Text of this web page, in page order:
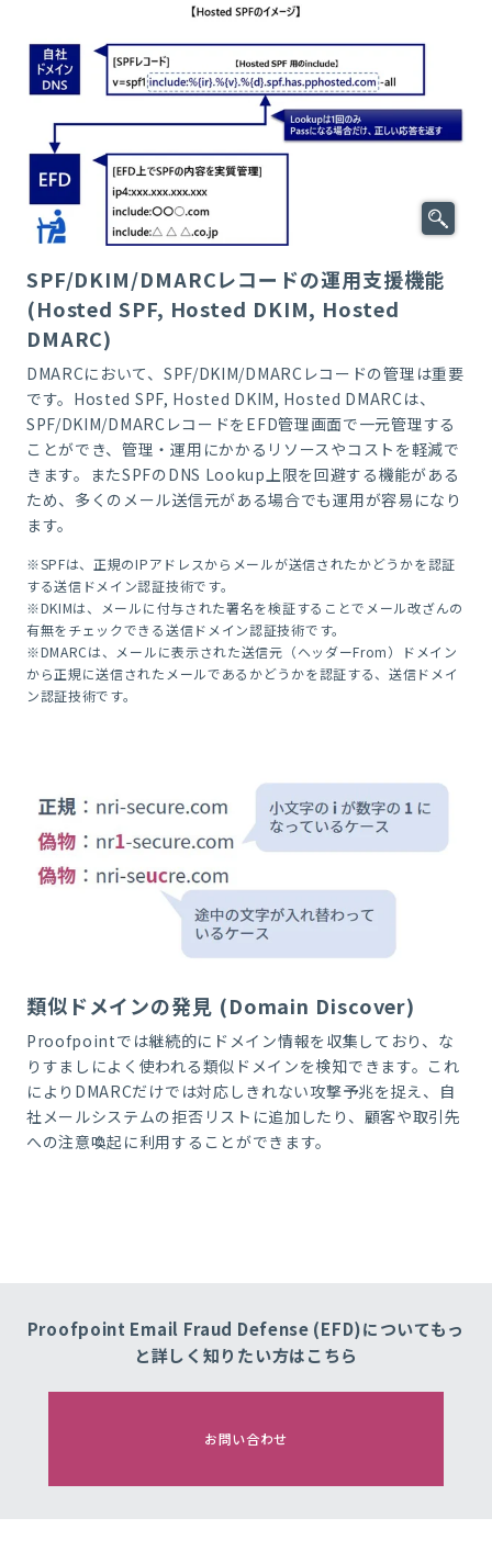
SPF/DKIM/DMARCレコードの運用支援機能
(Hosted SPF, Hosted DKIM, Hosted
DMARC)
DMARCにおいて、SPF/DKIM/DMARCレコードの管理は重要
です。Hosted SPF, Hosted DKIM, Hosted DMARCは、
SPF/DKIM/DMARCレコードをEFD管理画面で一元管理する
ことができ、管理・運用にかかるリソースやコストを軽減で
きます。またSPFのDNS Lookup上限を回避する機能がある
ため、多くのメール送信元がある場合でも運用が容易になり
ます。
※SPFは、正規のIPアドレスからメールが送信されたかどうかを認証
する送信ドメイン認証技術です。
※DKIMは、メールに付与された署名を検証することでメール改ざんの
有無をチェックできる送信ドメイン認証技術です。
※DMARCは、メールに表示された送信元（ヘッダーFrom）ドメイン
から正規に送信されたメールであるかどうかを認証する、送信ドメイ
ン認証技術です。
類似ドメインの発見 (Domain Discover)
Proofpointでは継続的にドメイン情報を収集しており、な
りすましによく使われる類似ドメインを検知できます。これ
により DMARCだけでは対応しきれない攻撃予兆を捉え、自
社メールシステムの拒否リストに追加したり、顧客や取引先
への注意喚起に利用することができます。
Proofpoint Email Fraud Defense (EFD)についてもっ
と詳しく知りたい方はこちら
お問い合わせ